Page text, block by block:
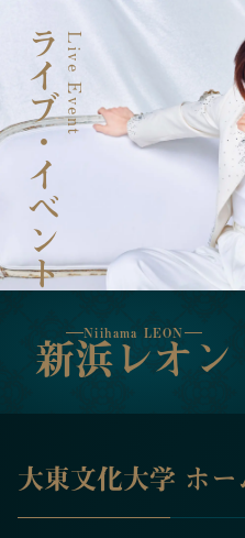
新浜
お
プロ
スケ
メ
ライブ
ミュ
ファ
オンラ
お
Live Event
ライブ・イベント
Niihama LEON
新浜レオン
大東文化大学 ホ